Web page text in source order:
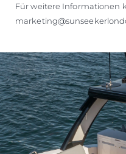
Für weitere Informationen